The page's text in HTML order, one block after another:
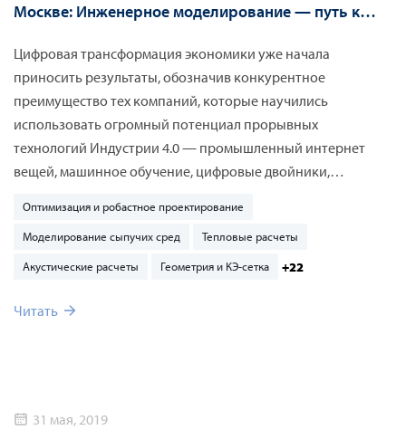
Москве: Инженерное моделирование — путь к
Цифровая трансформация экономики уже начала
приносить результаты, обозначив конкурентное
преимущество тех компаний, которые научились
использовать огромный потенциал прорывных
технологий Индустрии 4.0 — промышленный интернет
вещей, машинное обучение, цифровые двойники,
производстве, так и при эксплуатации оборудования и
промышленных объектов.
Оптимизация и робастное проектирование
Моделирование сыпучих сред Тепловые расчеты
Акустические расчеты Геометрия и КЭ-сетка +22
Читать
31 мая, 2019